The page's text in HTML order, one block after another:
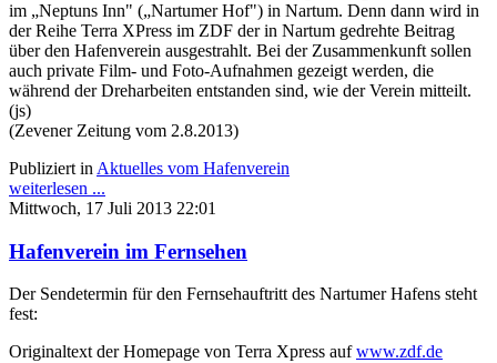
im „Neptuns Inn" („Nartumer Hof") in Nartum. Denn dann wird in
der Reihe Terra XPress im ZDF der in Nartum gedrehte Beitrag
über den Hafenverein ausgestrahlt. Bei der Zusammenkunft sollen
auch private Film- und Foto-Aufnahmen gezeigt werden, die
während der Dreharbeiten entstanden sind, wie der Verein mitteilt.
(js)
(Zevener Zeitung vom 2.8.2013)
Publiziert in Aktuelles vom Hafenverein
weiterlesen ...
Mittwoch, 17 Juli 2013 22:01
Hafenverein im Fernsehen
Der Sendetermin für den Fernsehauftritt des Nartumer Hafens steht
fest:
Originaltext der Homepage von Terra Xpress aufwww.zdf.de